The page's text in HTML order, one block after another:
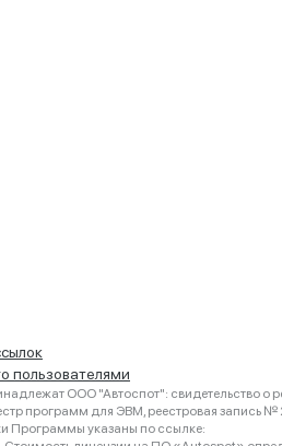
пользователями
ООО "Автоспот": свидетельство о
программ для ЭВМ, реестровая запись №
Программы указаны по ссылке: